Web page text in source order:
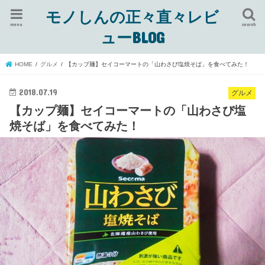
モノしんの正々直々レビ
ューBLOG
search
menu
HOME グルメ 【カップ麺】セイコーマートの「山わさび塩焼そば」を食べてみた！
グルメ
2018.07.19
【カップ麺】セイコーマートの「山わさび塩
焼そば」を食べてみた！